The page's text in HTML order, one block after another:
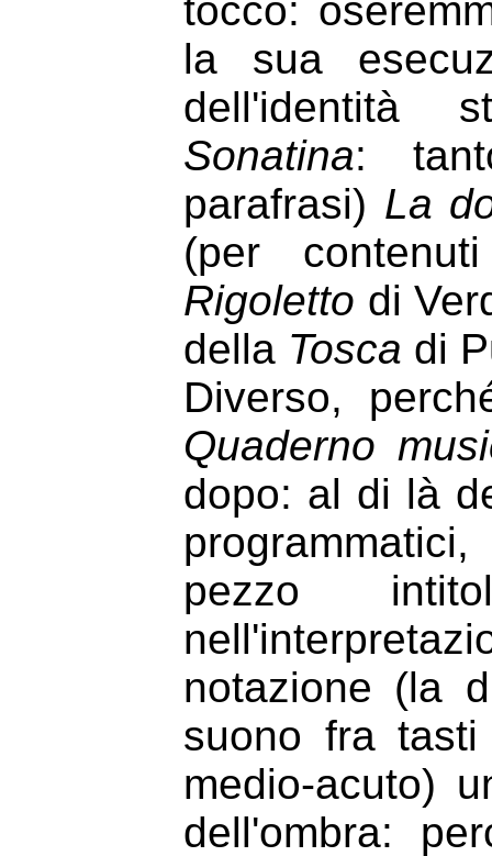
tocco:
la sua
dell'identità
Sonatina:
parafrasi) La
(per
Rigoletto di
della Tosca di
Diverso,
Quaderno
dopo: al di là
pezzo
notazione (la
suono fra
medio-acuto)
dell'ombra: